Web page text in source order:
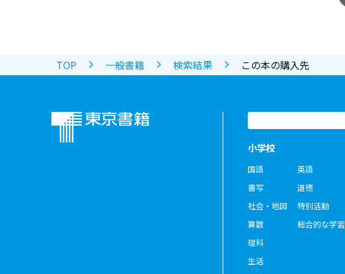
TOP 一般書籍 検索結果 この本の購入先
小学校
国語
書写
社会・地図
算数
理科
生活
英語
道徳
特別活動
総合的な学習